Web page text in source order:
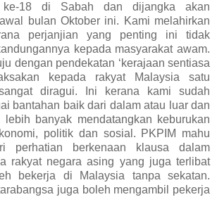
ke-18 di Sabah dan dijangka akan
bulan Oktober ini. Kami melahirkan
perjanjian yang penting ini tidak
kepada masyarakat awam.
dengan pendekatan ‘kerajaan sentiasa
kepada rakyat Malaysia satu
diragui. Ini kerana kami sudah
bantahan baik dari dalam atau luar dan
banyak mendatangkan keburukan
politik dan sosial. PKPIM mahu
perhatian berkenaan klausa dalam
rakyat negara asing yang juga terlibat
bekerja di Malaysia tanpa sekatan.
juga boleh mengambil pekerja